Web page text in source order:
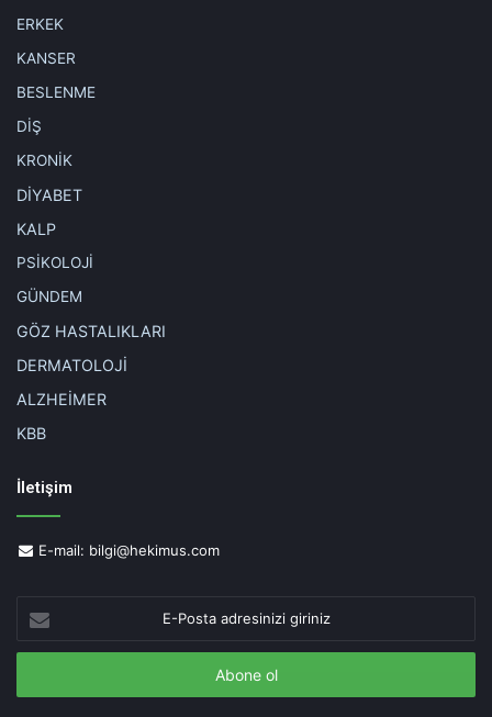
ERKEK
KANSER
BESLENME
DİŞ
KRONİK
DİYABET
KALP
PSİKOLOJİ
GÜNDEM
GÖZ HASTALIKLARI
DERMATOLOJİ
ALZHEİMER
KBB
İletişim
E-mail: bilgi@hekimus.com
Posta
adresinizi